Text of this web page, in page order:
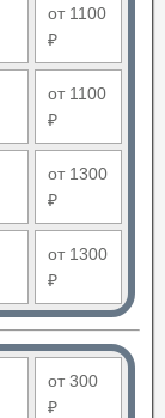
от 1100
₽
от 1100
₽
от 1300
₽
от 1300
₽
от 300
₽